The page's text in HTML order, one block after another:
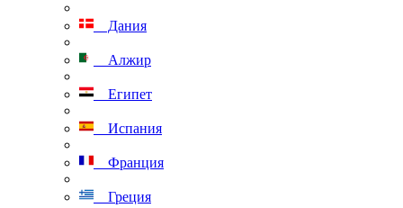
Дания
Алжир
Египет
Испания
Франция
Греция